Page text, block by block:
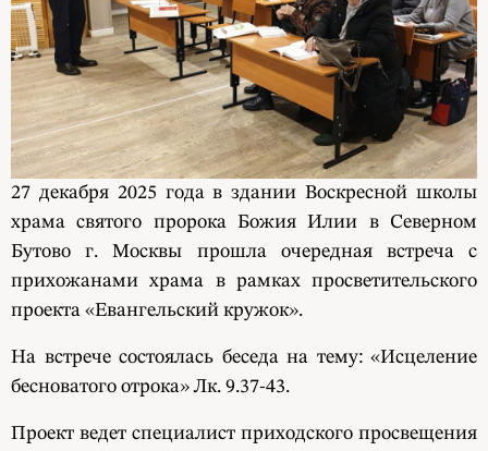
27 декабря 2025 года в здании Воскресной школы
храма святого пророка Божия Илии в Северном
Бутово г. Москвы прошла очередная встреча с
прихожанами храма в рамках просветительского
проекта «Евангельский кружок».
На встрече состоялась беседа на тему: «Исцеление
бесноватого отрока» Лк. 9.37-43.
Проект ведет специалист приходского просвещения